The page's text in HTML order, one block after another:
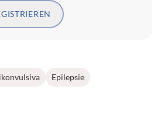
Epilepsie